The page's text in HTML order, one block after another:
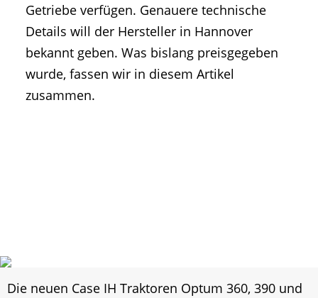
Getriebe verfügen. Genauere technische
Details will der Hersteller in Hannover
bekannt geben. Was bislang preisgegeben
wurde, fassen wir in diesem Artikel
zusammen.
Die neuen Case IH Traktoren Optum 360, 390 und